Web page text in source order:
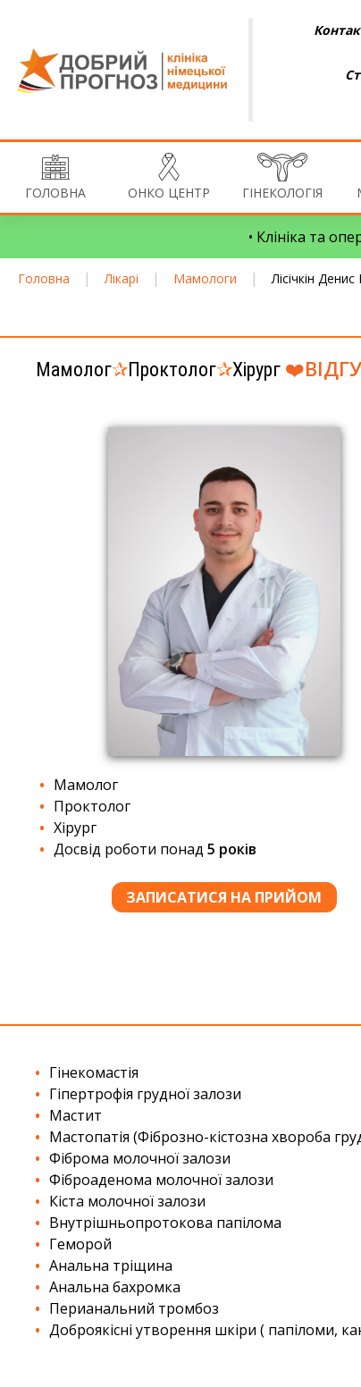
ГОЛОВНА ОНКО ЦЕНТР ГІНЕКОЛОГІЯ
• Клініка та
Головна | Лікарі | Мамологи | Лісічкін
Мамолог✰Проктолог✰Хірург ❤️
Мамолог
Проктолог
Хірург
Досвід роботи понад 5 років
ЗАПИСАТИСЯ НА ПРИЙОМ
Гінекомастія
Гіпертрофія грудної залози
Мастит
Мастопатія (Фіброзно-кістозна хвороба
Фіброма молочної залози
Фіброаденома молочної залози
Кіста молочної залози
Внутрішньопротокова папілома
Геморой
Анальна тріщина
Анальна бахромка
Перианальний тромбоз
Доброякісні утворення шкіри ( папіломи,